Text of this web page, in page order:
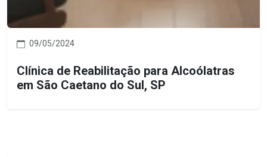
09/05/2024
Clínica de Reabilitação para Alcoólatras
em São Caetano do Sul, SP